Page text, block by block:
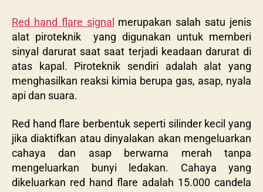
Red hand flare signal merupakan salah satu jenis
alat piroteknik yang digunakan untuk memberi
sinyal darurat saat saat terjadi keadaan darurat di
atas kapal. Piroteknik sendiri adalah alat yang
menghasilkan reaksi kimia berupa gas, asap, nyala
api dan suara.
Red hand flare berbentuk seperti silinder kecil yang
jika diaktifkan atau dinyalakan akan mengeluarkan
cahaya dan asap berwarna merah tanpa
mengeluarkan bunyi ledakan. Cahaya yang
dikeluarkan red hand flare adalah 15.000 candela